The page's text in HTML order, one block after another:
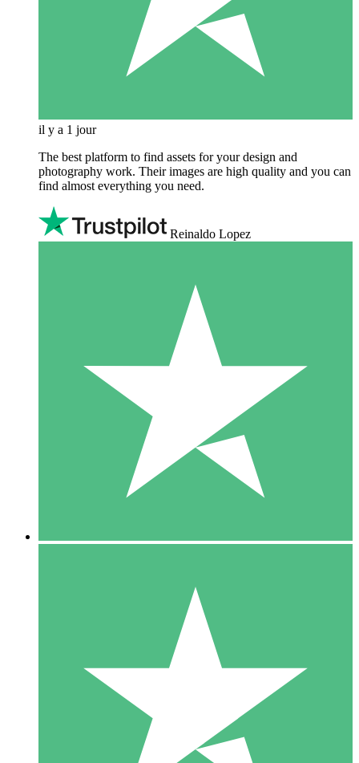
il y a 1 jour
The best platform to find assets for your design and
photography work. Their images are high quality and you can
find almost everything you need.
Reinaldo Lopez